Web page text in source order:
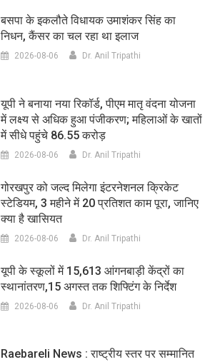
बसपा के इकलौते विधायक उमाशंकर सिंह का
निधन, कैंसर का चल रहा था इलाज
2026-08-06 Dr. Anil Tripathi
यूपी ने बनाया नया रिकॉर्ड, पीएम मातृ वंदना योजना
में लक्ष्य से अधिक हुआ पंजीकरण; महिलाओं के खातों
में सीधे पहुंचे 86.55 करोड़
2026-08-06 Dr. Anil Tripathi
गोरखपुर को जल्द मिलेगा इंटरनेशनल क्रिकेट
स्टेडियम, 3 महीने में 20 प्रतिशत काम पूरा, जानिए
क्या है खासियत
2026-08-06 Dr. Anil Tripathi
यूपी के स्कूलों में 15,613 आंगनबाड़ी केंद्रों का
स्थानांतरण,15 अगस्त तक शिफ्टिंग के निर्देश
2026-08-06 Dr. Anil Tripathi
Raebareli News : राष्ट्रीय स्तर पर सम्मानित